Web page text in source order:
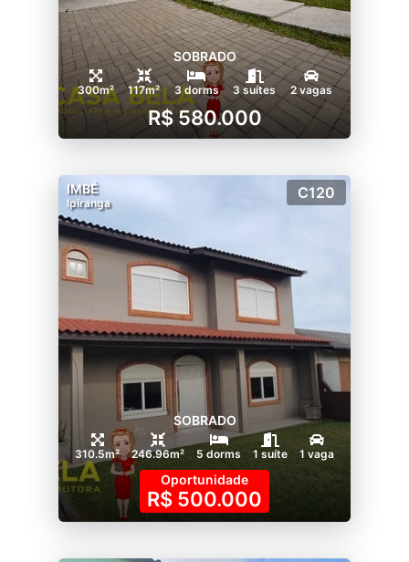
SOBRADO
300m² 117m² 3 dorms 3 suítes 2 vagas
R$ 580.000
IMBÉ
Ipiranga
C120
SOBRADO
310.5m² 246.96m² 5 dorms 1 suíte 1 vaga
Oportunidade
R$ 500.000